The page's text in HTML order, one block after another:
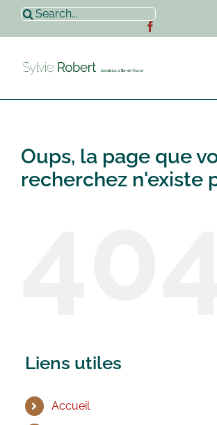
Passer
contenu
Rechercher:
Sylvie Robert
Oups, la page que
recherchez n'existe
Liens utiles
Accueil